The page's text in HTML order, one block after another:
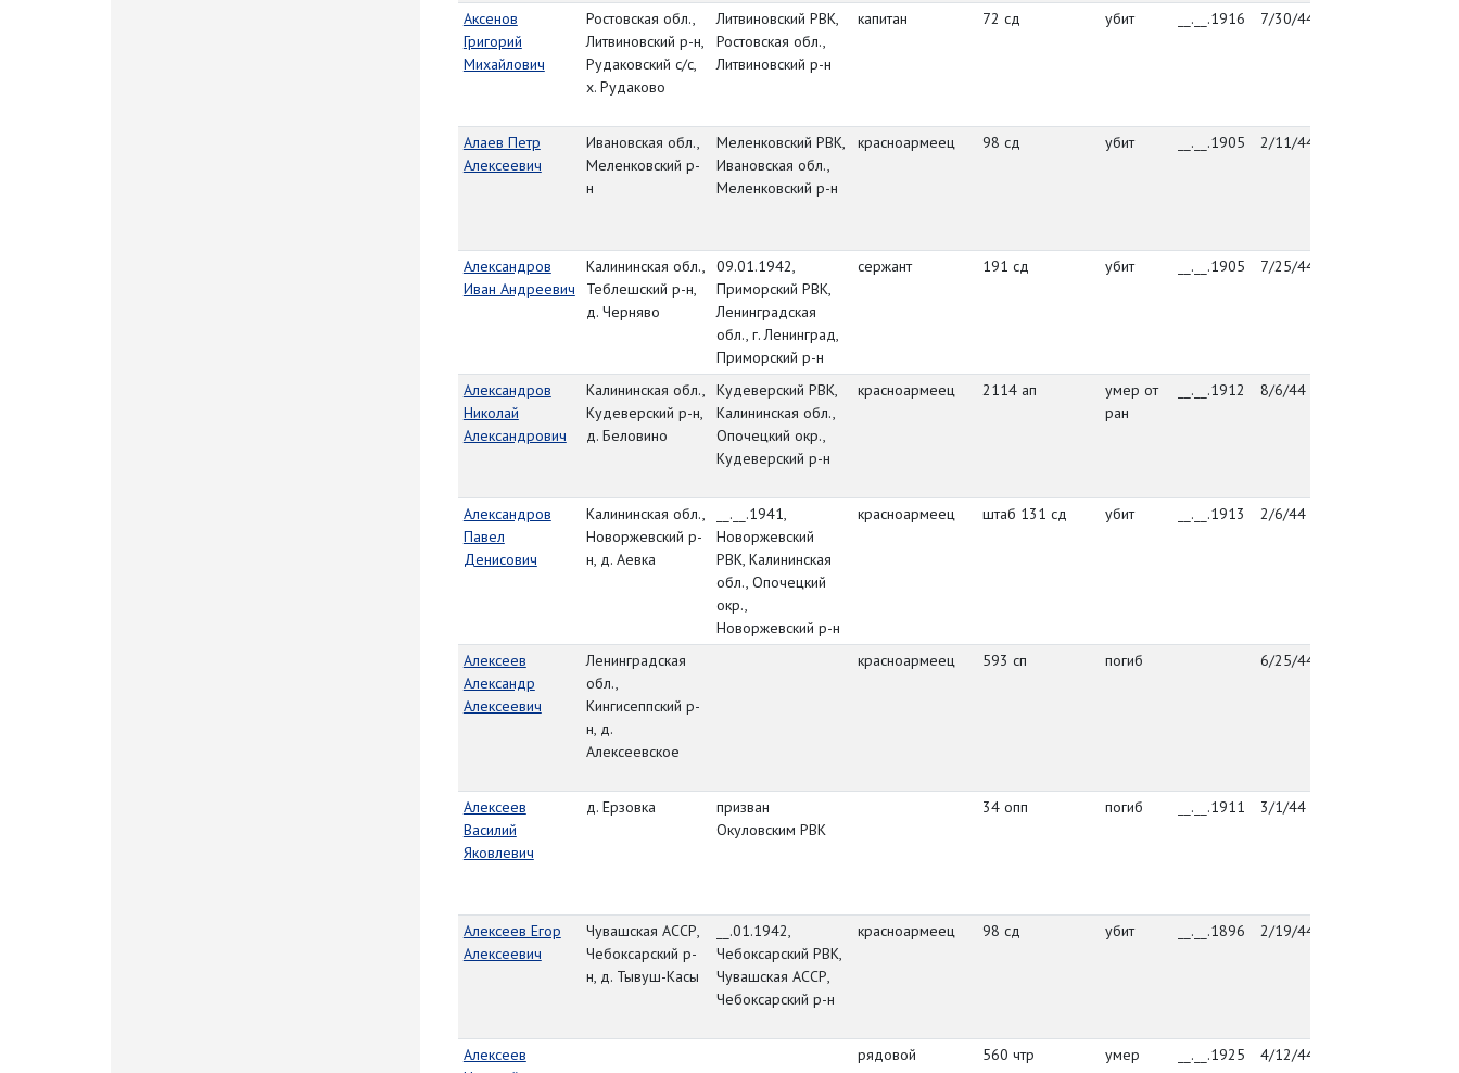
Аксенов
Григорий
Михайлович
Ростовская обл.,
Литвиновский р-н,
Рудаковский с/с,
х. Рудаково
Литвиновский РВК,
Ростовская обл.,
Литвиновский р-н
капитан 72 сд убит __.__.1916 7/30/44
Алаев Петр
Алексеевич
Ивановская обл.,
Меленковский р-
н
Меленковский РВК,
Ивановская обл.,
Меленковский р-н
красноармеец 98 сд убит __.__.1905 2/11/44
Александров
Иван Андреевич
Калининская обл.,
Теблешский р-н,
д. Черняво
09.01.1942,
Приморский РВК,
Ленинградская
обл., г. Ленинград,
Приморский р-н
сержант 191 сд убит __.__.1905 7/25/44
Александров
Николай
Александрович
Калининская обл.,
Кудеверский р-н,
д. Беловино
Кудеверский РВК,
Калининская обл.,
Опочецкий окр.,
Кудеверский р-н
красноармеец 2114 ап
умер от
ран
__.__.1912 8/6/44
Александров
Павел
Денисович
Калининская обл.,
Новоржевский р-
н, д. Аевка
__.__.1941,
Новоржевский
РВК, Калининская
обл., Опочецкий
окр.,
Новоржевский р-н
красноармеец штаб 131 сд убит __.__.1913 2/6/44
Алексеев
Александр
Алексеевич
Ленинградская
обл.,
Кингисеппский р-
н, д.
Алексеевское
красноармеец 593 сп погиб 6/25/44
Алексеев
Василий
Яковлевич
д. Ерзовка
призван
Окуловским РВК
34 опп погиб __.__.1911 3/1/44
Алексеев Егор
Алексеевич
Чувашская АССР,
Чебоксарский р-
н, д. Тывуш-Касы
__.01.1942,
Чебоксарский РВК,
Чувашская АССР,
Чебоксарский р-н
красноармеец 98 сд убит __.__.1896 2/19/44
Алексеев
рядовой 560 чтр умер __.__.1925 4/12/44